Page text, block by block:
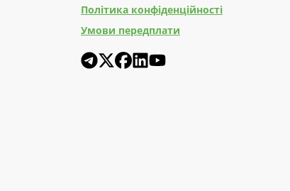
Політика конфіденційності
Умови передплати